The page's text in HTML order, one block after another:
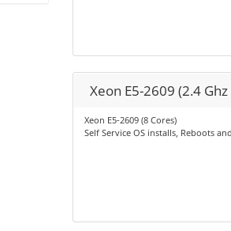
Xeon E5-2609 (2.4
Xeon E5-2609 (8 Cores)
Self Service OS installs, Reboots